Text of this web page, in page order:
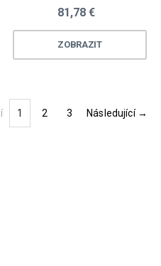
81,78 €
ZOBRAZIT
1(current)
2 3 Následující →